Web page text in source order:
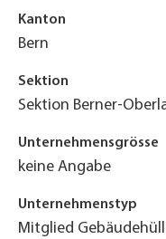
Kanton
Bern
Sektion
Sektion Berner-
Unternehmensgrösse
keine Angabe
Unternehmenstyp
Mitglied